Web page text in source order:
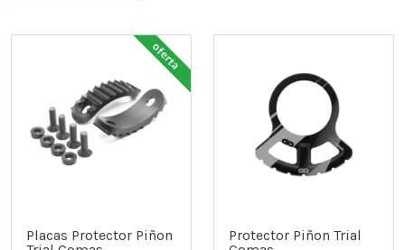
Placas Protector Piñon
oferta
Protector Piñon Trial